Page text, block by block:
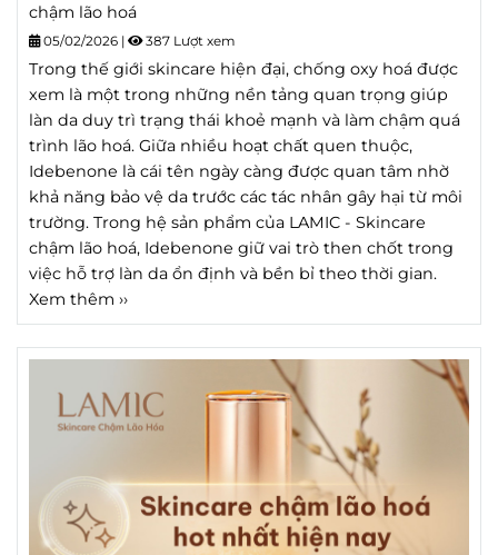
chậm lão hoá
05/02/2026 | 387 Lượt xem
Trong thế giới skincare hiện đại, chống oxy hoá được
xem là một trong những nền tảng quan trọng giúp
làn da duy trì trạng thái khoẻ mạnh và làm chậm quá
trình lão hoá. Giữa nhiều hoạt chất quen thuộc,
Idebenone là cái tên ngày càng được quan tâm nhờ
khả năng bảo vệ da trước các tác nhân gây hại từ môi
trường. Trong hệ sản phẩm của LAMIC - Skincare
chậm lão hoá, Idebenone giữ vai trò then chốt trong
việc hỗ trợ làn da ổn định và bền bỉ theo thời gian.
Xem thêm ››